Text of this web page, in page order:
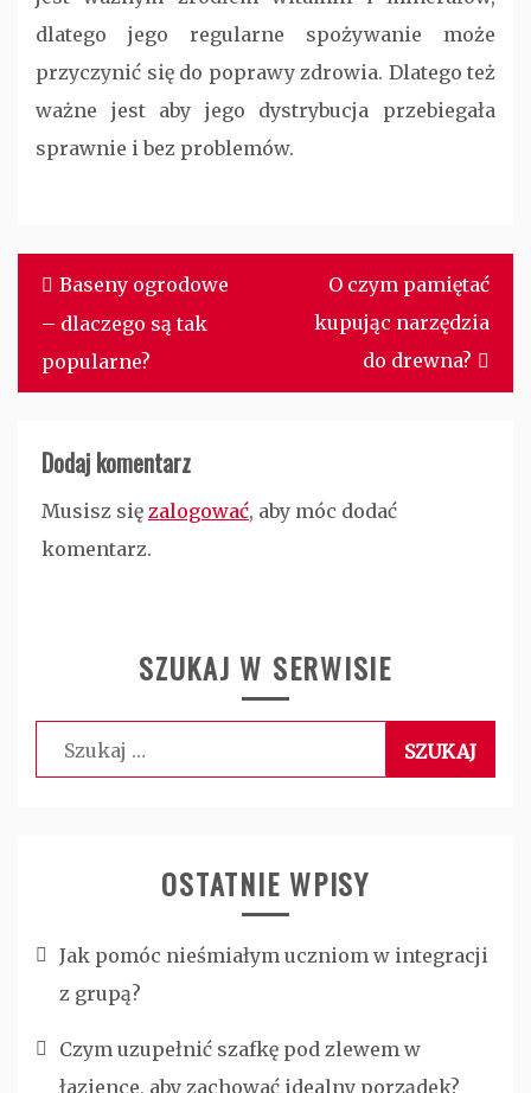
dlatego jego regularne spożywanie może
przyczynić się do poprawy zdrowia. Dlatego też
ważne jest aby jego dystrybucja przebiegała
sprawnie i bez problemów.
Nawigacja
wpisu
Baseny ogrodowe
– dlaczego są tak
popularne?
O czym pamiętać
kupując narzędzia
do drewna?
Dodaj komentarz
Musisz się zalogować, aby móc dodać
komentarz.
SZUKAJ W SERWISIE
Szukaj:
OSTATNIE WPISY
Jak pomóc nieśmiałym uczniom w integracji
z grupą?
Czym uzupełnić szafkę pod zlewem w
łazience, aby zachować idealny porządek?